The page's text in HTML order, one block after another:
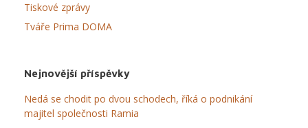
Tiskové zprávy
Tváře Prima DOMA
Nejnovější příspěvky
Nedá se chodit po dvou schodech, říká o podnikání
majitel společnosti Ramia